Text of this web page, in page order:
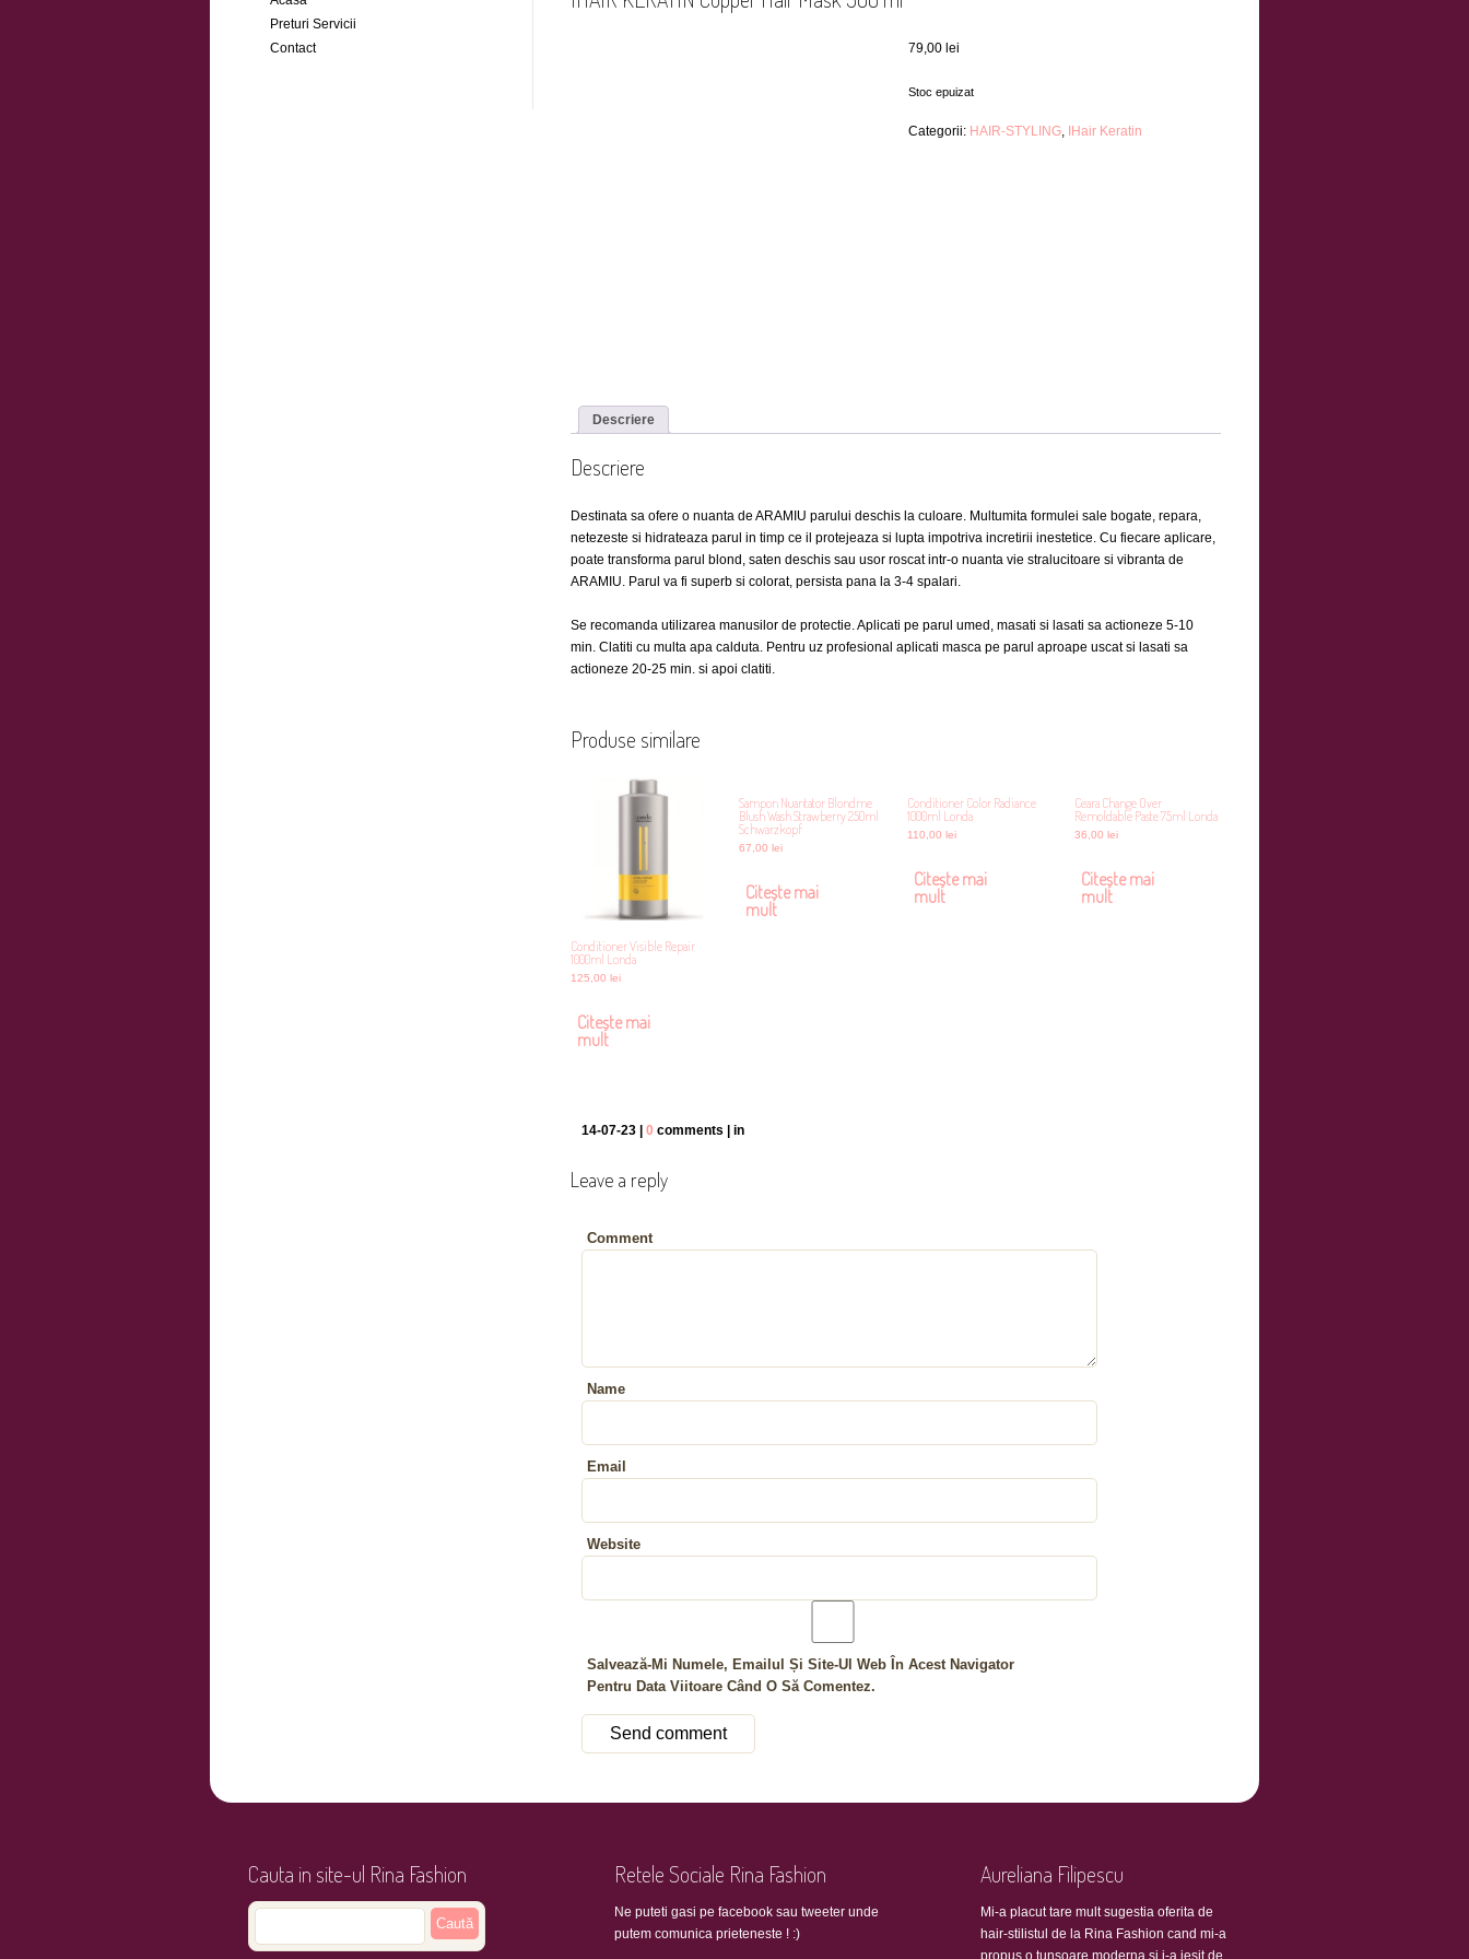
79,00 lei
Stoc epuizat
Categorii: HAIR-STYLING, IHair Keratin
Descriere
Descriere
Destinata sa ofere o nuanta de ARAMIU parului deschis la culoare. Multumita formulei sale bogate, repara,
netezeste si hidrateaza parul in timp ce il protejeaza si lupta impotriva incretirii inestetice. Cu fiecare aplicare,
poate transforma parul blond, saten deschis sau usor roscat intr-o nuanta vie stralucitoare si vibranta de
ARAMIU. Parul va fi superb si colorat, persista pana la 3-4 spalari.
Se recomanda utilizarea manusilor de protectie. Aplicati pe parul umed, masati si lasati sa actioneze 5-10
min. Clatiti cu multa apa calduta. Pentru uz profesional aplicati masca pe parul aproape uscat si lasati sa
actioneze 20-25 min. si apoi clatiti.
Produse similare
Conditioner Visible Repair
1000ml Londa
125,00 lei
Citește mai
mult
Sampon Nuantator Blondme
Blush Wash Strawberry 250ml
Schwarzkopf
67,00 lei
Citește mai
mult
Conditioner Color Radiance
1000ml Londa
110,00 lei
Citește mai
mult
Ceara Change Over
Remoldable Paste 75ml Londa
36,00lei
Citește mai
mult
14-07-23 | 0 comments | in
Leave a reply
Comment
Name
Email
Website
Salvează-Mi Numele, Emailul Și Site-Ul Web În Acest Navigator
Pentru Data Viitoare Când O Să Comentez.
Preturi Servicii
Contact
Cauta in site-ul Rina Fashion Retele Sociale Rina Fashion
Ne puteti gasi pe facebook sau tweeter unde
putem comunica prieteneste ! :)
Aureliana Filipescu
Mi-a placut tare mult sugestia oferita de
hair-stilistul de la Rina Fashion cand mi-a
propus o tunsoare moderna si i-a iesit de